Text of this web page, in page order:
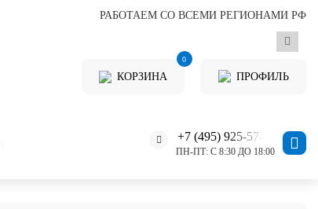
РАБОТАЕМ СО ВСЕМИ РЕГИОНАМИ РФ
КОРЗИНА
0
ПРОФИЛЬ
+7 (495) 925-57-11
ПН-ПТ: С 8:30 ДО 18:00